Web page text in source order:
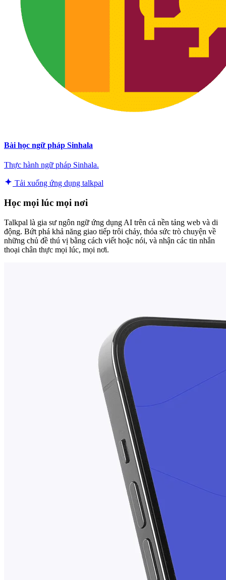
Bài học ngữ pháp Sinhala
Thực hành ngữ pháp Sinhala.
Tải xuống ứng dụng talkpal
Học mọi lúc mọi nơi
Talkpal là gia sư ngôn ngữ ứng dụng AI trên cả nền tảng web và di
động. Bứt phá khả năng giao tiếp trôi chảy, thỏa sức trò chuyện về
những chủ đề thú vị bằng cách viết hoặc nói, và nhận các tin nhắn
thoại chân thực mọi lúc, mọi nơi.